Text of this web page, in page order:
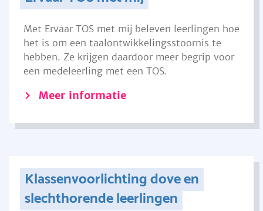
Met Ervaar TOS met mij beleven leerlingen hoe
het is om een taalontwikkelingsstoornis te
hebben. Ze krijgen daardoor meer begrip voor
een medeleerling met een TOS.
Meer informatie
Klassenvoorlichting dove en
slechthorende leerlingen